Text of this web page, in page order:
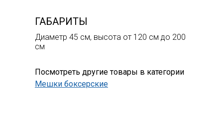
ГАБАРИТЫ
Диаметр 45 см, высота от 120 см до 200
см
Посмотреть другие товары в категории
Мешки боксерские